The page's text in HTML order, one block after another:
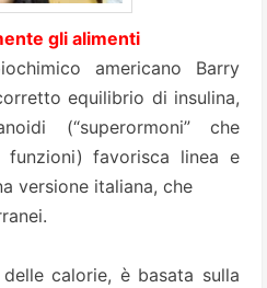
gli alimenti
americano Barry
equilibrio di insulina,
(“superormoni” che
funzioni) favorisca linea e
versione italiana, che
calorie, è basata sulla